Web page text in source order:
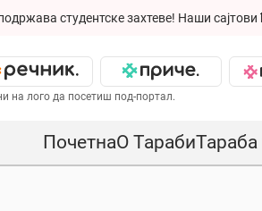
студентске захтеве! Наши сајтови
на лого да посетиш под-портал.
ПочетнаО Тараби